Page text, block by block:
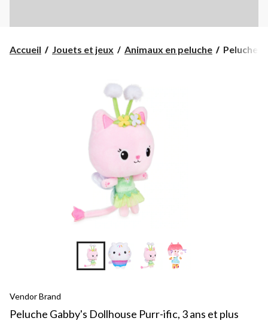
Accueil Jouets et jeux Animaux en peluche
Peluche
Peluche
+8
Vendor Brand
Peluche Gabby's Dollhouse Purr-ific, 3 ans et plus